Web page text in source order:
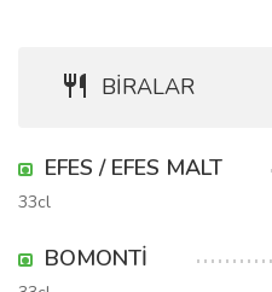
BİRALAR
EFES / EFES MALT
33cl
BOMONTİ